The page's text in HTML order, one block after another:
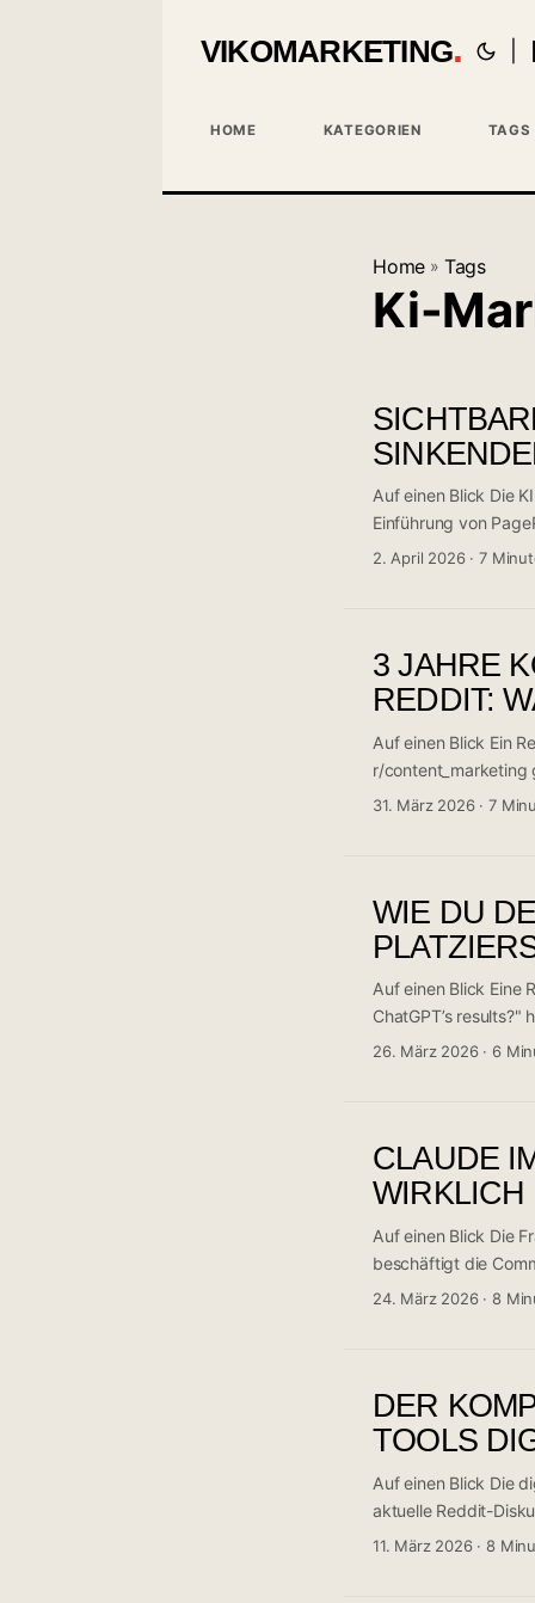
VIKOMARKETING
HOME KATEGORIEN TAGS
Home » Tags
Ki-
Auf einen Blick Die
Einführung von
direkt — ohne dass
1?", sondern „Wie
2. April 2026·7
3 JAHRE
REDDIT:
Auf einen Blick Ein
r/content_marketing
17 Upvotes und 15
menschliches
31. März 2026·7
WIE DU
Auf einen Blick Eine
ChatGPT’s
Klassisches SEO für
Wer jetzt die
26. März 2026· 6
CLAUDE
WIRKLICH
Auf einen Blick Die
beschäftigt die
r/content_marketing
als reinen
Arbeitspartner
24. März 2026·8
DER
TOOLS
Auf einen Blick Die
aktuelle Reddit-
moderne Marketer
11. März 2026·8